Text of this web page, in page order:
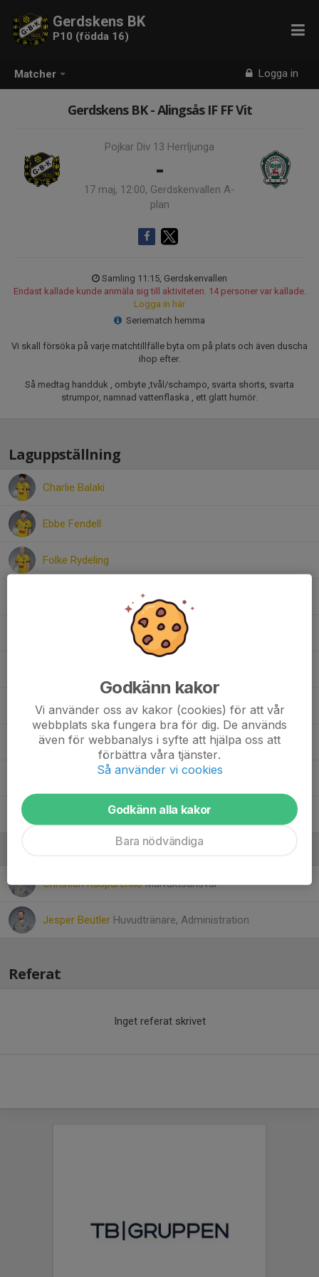
Matcher Logga in
Gerdskens BK
P10 (födda 16)
Gerdskens BK - Alingsås IF FF Vit
Pojkar Div 13 Herrljunga
-
17 maj, 12:00, Gerdskenvallen A-
plan
Samling 11:15, Gerdskenvallen
Endast kallade kunde anmäla sig till aktiviteten. 14 personer var kallade.
Logga in här
Seriematch hemma
Vi skall försöka på varje matchtillfälle byta om på plats och även duscha
ihop efter.
Så medtag handduk , ombyte ,tvål/schampo, svarta shorts, svarta
strumpor, namnad vattenflaska , ett glatt humör.
Laguppställning
Charlie Balaki
Ebbe Fendell
Folke Rydeling
Mike Flodén
Musimbi Bwabula Peter
Nils Skoglund
Christian KasparenkoMålvaktsansvar
Jesper Beutler Huvudtränare, Administration
Referat
Inget referat skrivet
Godkänn kakor
Vi använder oss av kakor (cookies) för att vår
webbplats ska fungera bra för dig. De används
även för webbanalys i syfte att hjälpa oss att
förbättra våra tjänster.
Så använder vi cookies
Godkänn alla kakor
Bara nödvändiga